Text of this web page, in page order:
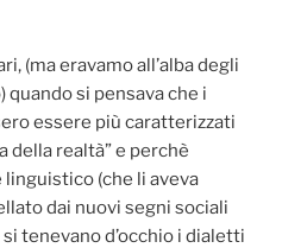
eravamo all’alba degli
quando si pensava che i
essere più caratterizzati
della realtà” e perchè
(che li aveva
dai nuovi segni sociali
tenevano d’occhio i dialetti